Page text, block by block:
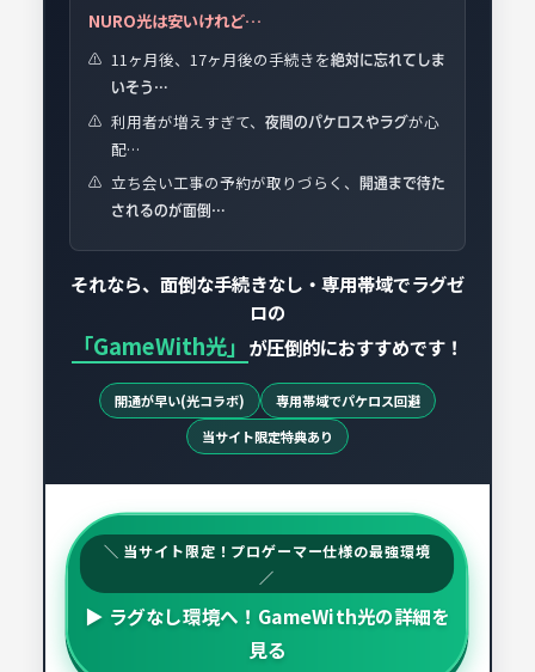
NURO光は安いけれど…
⚠️ 11ヶ月後、17ヶ月後の手続きを絶対に忘れてしま
いそう…
⚠️ 利用者が増えすぎて、夜間のパケロスやラグが心
配…
⚠️ 立ち会い工事の予約が取りづらく、開通まで待た
されるのが面倒…
それなら、面倒な手続きなし・専用帯域でラグゼ
ロの
「GameWith光」 が圧倒的におすすめです！
開通が早い(光コラボ)
専用帯域でパケロス回避
当サイト限定特典あり
＼ 当サイト限定！プロゲーマー仕様の最強環境
／
▶ ラグなし環境へ！GameWith光の詳細を
見る